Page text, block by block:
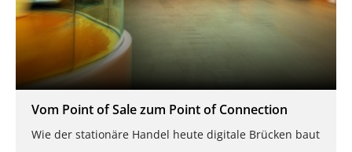
Vom Point of Sale zum Point of Connection
Wie der stationäre Handel heute digitale Brücken baut